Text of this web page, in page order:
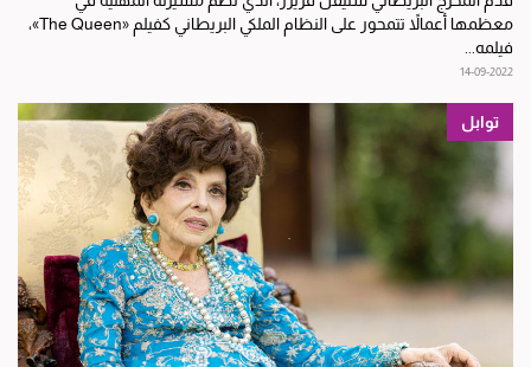
معظمها أعمالاً تتمحور على النظام الملكي البريطاني كفيلم «The Queen»،
فيلمه...
14-09-2022
توابل